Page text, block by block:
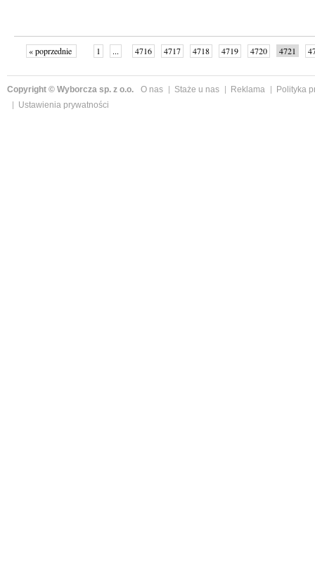
« poprzednie 1 ... 4716 4717 4718 4719 4720 4721
Copyright © Wyborcza sp. z o.o. O nas Staże u nas Reklama
Polityka
Ustawienia prywatności